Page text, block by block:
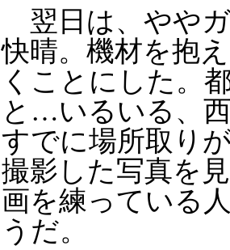
翌日は、やや
快晴。機材を抱
くことにした。
と…いるいる、
すでに場所取り
撮影した写真を
画を練っている
うだ。